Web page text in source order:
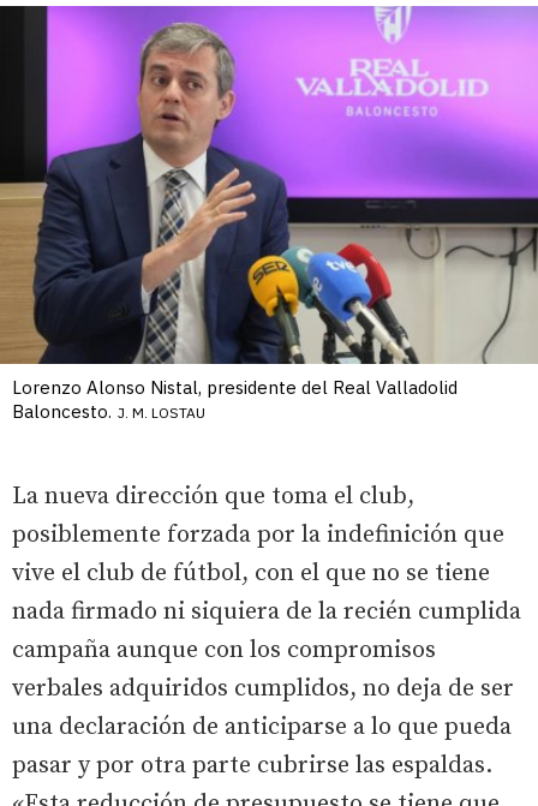
Lorenzo Alonso Nistal, presidente del Real Valladolid
Baloncesto. J. M. LOSTAU
La nueva dirección que toma el club,
posiblemente forzada por la indefinición que
vive el club de fútbol, con el que no se tiene
nada firmado ni siquiera de la recién cumplida
campaña aunque con los compromisos
verbales adquiridos cumplidos, no deja de ser
una declaración de anticiparse a lo que pueda
pasar y por otra parte cubrirse las espaldas.